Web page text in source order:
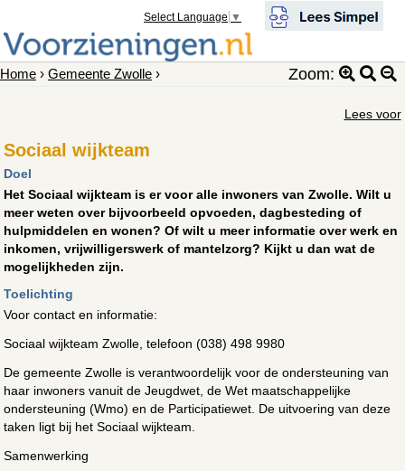
Select Language ▼
Home › Gemeente Zwolle › Zoom:
Lees voor
Sociaal wijkteam
Doel
Het Sociaal wijkteam is er voor alle inwoners van Zwolle. Wilt u
meer weten over bijvoorbeeld opvoeden, dagbesteding of
hulpmiddelen en wonen? Of wilt u meer informatie over werk en
inkomen, vrijwilligerswerk of mantelzorg? Kijkt u dan wat de
mogelijkheden zijn.
Toelichting
Voor contact en informatie:
Sociaal wijkteam Zwolle, telefoon (038) 498 9980
De gemeente Zwolle is verantwoordelijk voor de ondersteuning van
haar inwoners vanuit de Jeugdwet, de Wet maatschappelijke
ondersteuning (Wmo) en de Participatiewet. De uitvoering van deze
taken ligt bij het Sociaal wijkteam.
Samenwerking